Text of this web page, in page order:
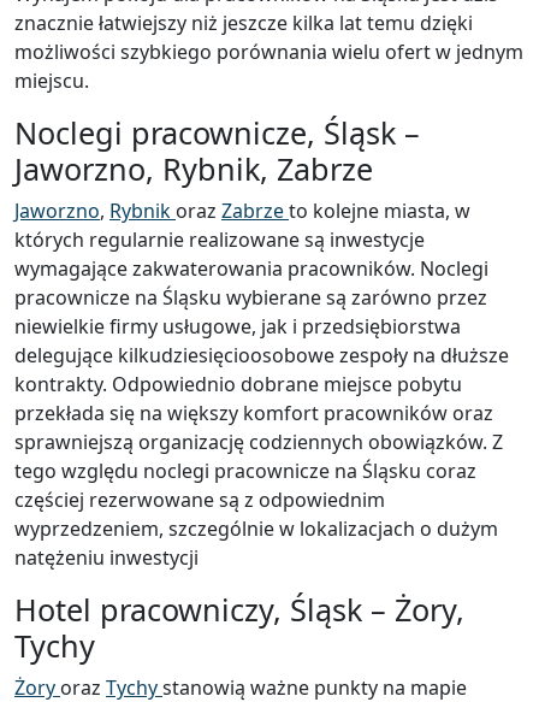
znacznie łatwiejszy niż jeszcze kilka lat temu dzięki
możliwości szybkiego porównania wielu ofert w jednym
miejscu.
Noclegi pracownicze, Śląsk –
Jaworzno, Rybnik, Zabrze
Jaworzno, Rybnik oraz Zabrzeto kolejne miasta, w
których regularnie realizowane są inwestycje
wymagające zakwaterowania pracowników. Noclegi
pracownicze na Śląsku wybierane są zarówno przez
niewielkie firmy usługowe, jak i przedsiębiorstwa
delegujące kilkudziesięcioosobowe zespoły na dłuższe
kontrakty. Odpowiednio dobrane miejsce pobytu
przekłada się na większy komfort pracowników oraz
sprawniejszą organizację codziennych obowiązków. Z
tego względu noclegi pracownicze na Śląsku coraz
częściej rezerwowane są z odpowiednim
wyprzedzeniem, szczególnie w lokalizacjach o dużym
natężeniu inwestycji
Hotel pracowniczy, Śląsk – Żory,
Tychy
Żory oraz Tychystanowią ważne punkty na mapie